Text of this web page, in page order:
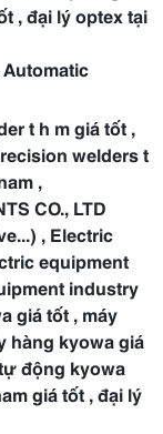
, đại lý optex tại
Automatic
t h m giá tốt ,
welders t
,
CO., LTD
, Electric
equipment
industry
giá tốt , máy
hàng kyowa giá
động kyowa
giá tốt , đại lý